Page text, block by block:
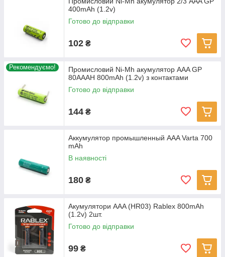
400mAh (1.2v)
Готово до відправки
102 ₴
Рекомендуємо!
Промисловий Ni-Mh акумулятор AAA GP
80AAAH 800mAh (1.2v) з контактами
Готово до відправки
144 ₴
Аккумулятор промышленный AAA Varta 700
mAh
В наявності
180 ₴
Акумулятори AAA (HR03) Rablex 800mAh
(1.2v) 2шт.
Готово до відправки
99 ₴